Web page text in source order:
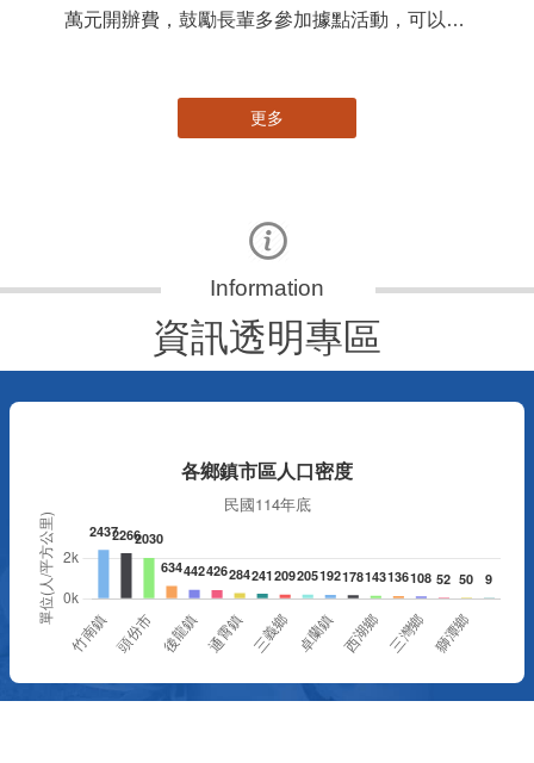
萬元開辦費，鼓勵長輩多參加據點活動，可以更
更多
資訊透明專區